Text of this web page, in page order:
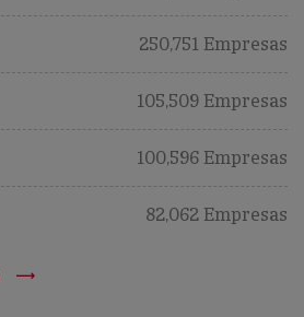
250,751 Empresas
105,509 Empresas
100,596 Empresas
82,062 Empresas